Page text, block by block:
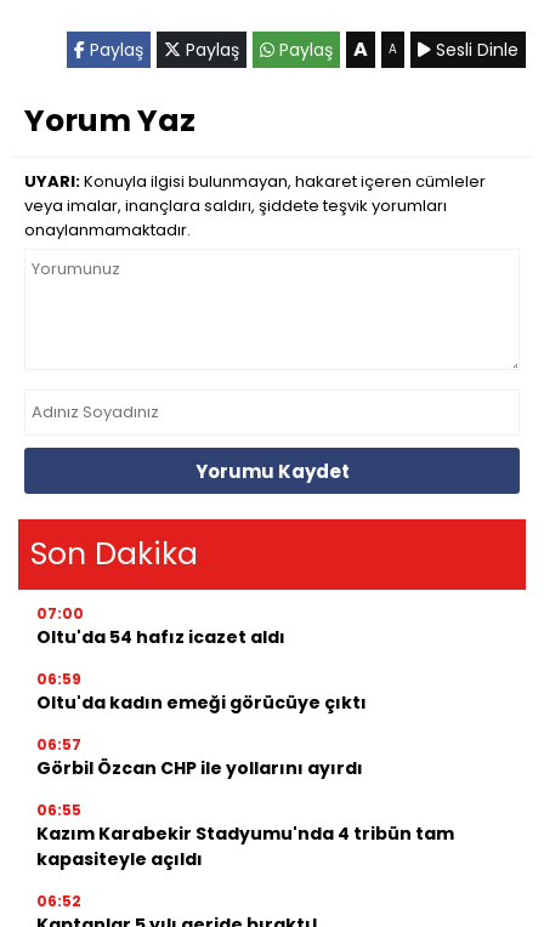
Paylaş Paylaş Paylaş A A Sesli Dinle
Yorum Yaz
UYARI:Konuyla ilgisi bulunmayan, hakaret içeren cümleler
veya imalar, inançlara saldırı, şiddete teşvik yorumları
onaylanmamaktadır.
Yorumu Kaydet
Son Dakika
07:00
Oltu'da 54 hafız icazet aldı
06:59
Oltu'da kadın emeği görücüye çıktı
06:57
Görbil Özcan CHP ile yollarını ayırdı
06:55
Kazım Karabekir Stadyumu'nda 4 tribün tam
kapasiteyle açıldı
06:52